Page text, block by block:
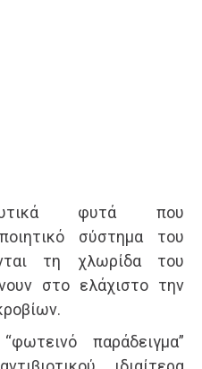
φυτά που
σύστημα του
τη χλωρίδα του
στο ελάχιστο την
παράδειγμα”